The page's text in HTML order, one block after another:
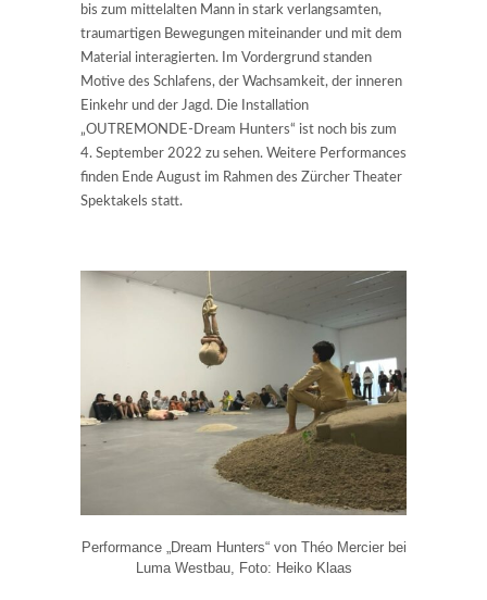
bis zum mittelalten Mann in stark verlangsamten,
traumartigen Bewegungen miteinander und mit dem
Material interagierten. Im Vordergrund standen
Motive des Schlafens, der Wachsamkeit, der inneren
Einkehr und der Jagd. Die Installation
„OUTREMONDE-Dream Hunters“ ist noch bis zum
4. September 2022 zu sehen. Weitere Performances
finden Ende August im Rahmen des Zürcher Theater
Spektakels statt.
Performance „Dream Hunters“ von Théo Mercier bei
Luma Westbau, Foto: Heiko Klaas